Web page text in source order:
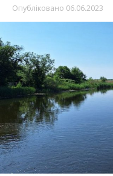
Опубліковано 06.06.2023